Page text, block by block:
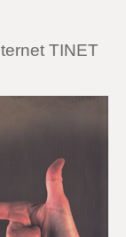
s
l
a
TINET